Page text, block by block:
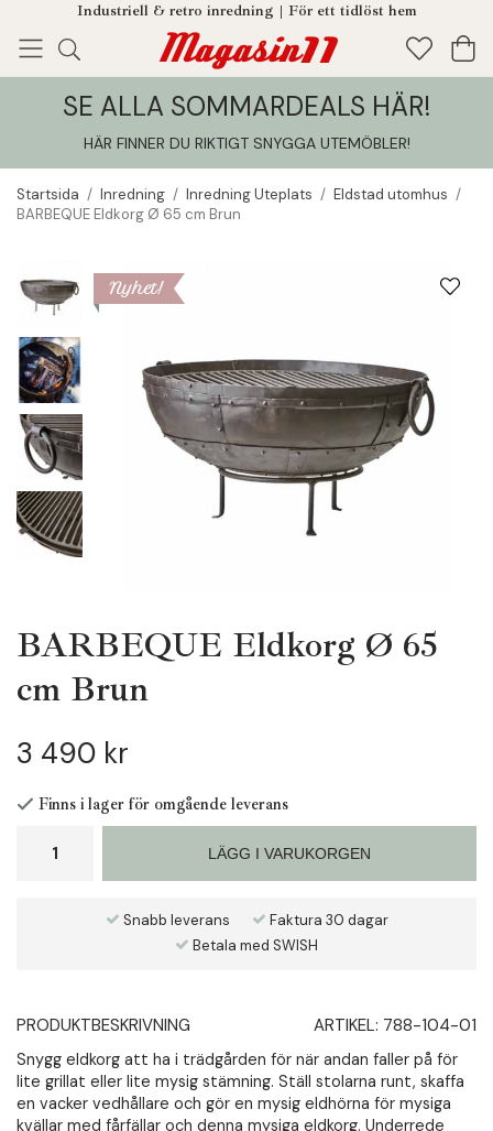
Industriell & retro inredning | För ett tidlöst hem
Enjoy! Tillagt i din varukorg
SE ALLA SOMMARDEALS HÄR!
HÄR FINNER DU RIKTIGT SNYGGA UTEMÖBLER!
Startsida / Inredning / Inredning Uteplats / Eldstad utomhus /
BARBEQUE Eldkorg Ø 65 cm Brun
Nyhet!
BARBEQUE Eldkorg Ø 65
cm Brun
3 490 kr
Finns i lager för omgående leverans
LÄGG I VARUKORGEN
Snabb leverans
Faktura 30 dagar
Betala med SWISH
PRODUKTBESKRIVNING ARTIKEL: 788-104-01
Snygg eldkorg att ha i trädgården för när andan faller på för
lite grillat eller lite mysig stämning. Ställ stolarna runt, skaffa
en vacker vedhållare och gör en mysig eldhörna för mysiga
kvällar med fårfällar och denna mysiga eldkorg. Underrede